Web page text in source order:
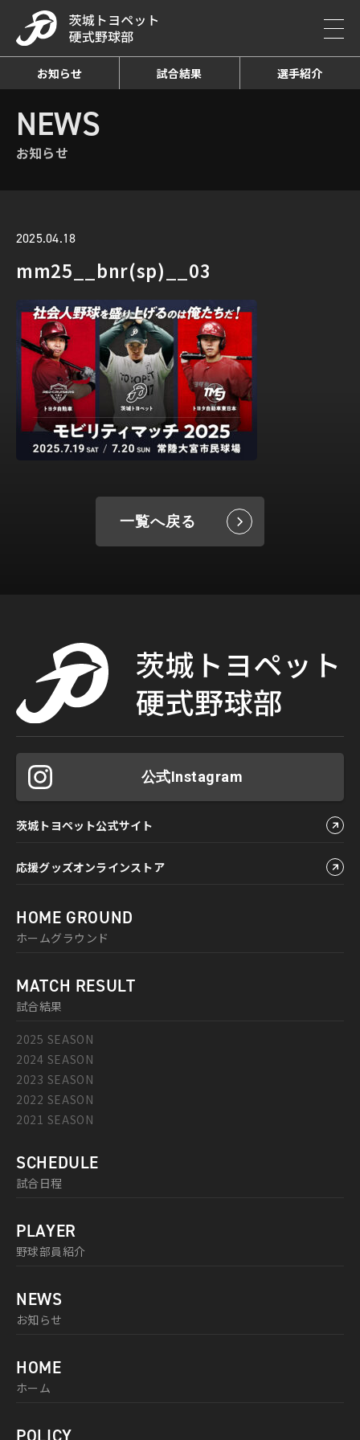
お知らせ 試合結果 選手紹介
HOME お知らせ詳細
NEWS
お知らせ
2025.04.18
mm25__bnr(sp)__03
一覧へ戻る
公式Instagram
茨城トヨペット公式サイト
応援グッズオンラインストア
HOME GROUND
ホームグラウンド
MATCH RESULT
試合結果
2025 SEASON
2024 SEASON
2023 SEASON
2022 SEASON
2021 SEASON
SCHEDULE
試合日程
PLAYER
野球部員紹介
NEWS
お知らせ
HOME
ホーム